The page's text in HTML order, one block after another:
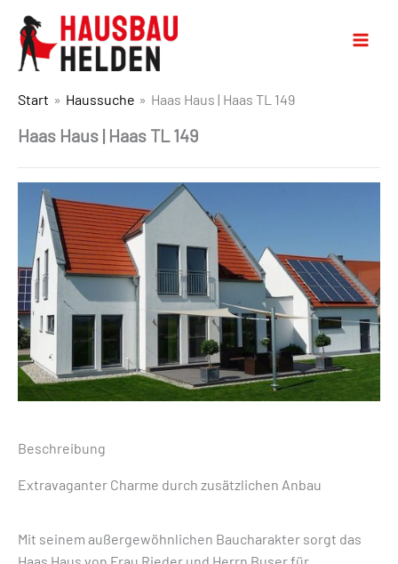
Start Haussuche Haas Haus | Haas TL 149
Haas Haus | Haas TL 149
Beschreibung
Extravaganter Charme durch zusätzlichen Anbau
Mit seinem außergewöhnlichen Baucharakter sorgt das